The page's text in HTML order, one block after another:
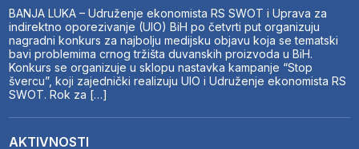
BANJA LUKA – Udruženje ekonomista RS SWOT i Uprava za
indirektno oporezivanje (UIO) BiH po četvrti put organizuju
nagradni konkurs za najbolju medijsku objavu koja se tematski
bavi problemima crnog tržišta duvanskih proizvoda u BiH.
Konkurs se organizuje u sklopu nastavka kampanje “Stop
švercu”, koji zajednički realizuju UIO i Udruženje ekonomista RS
SWOT. Rok za […]
AKTIVNOSTI